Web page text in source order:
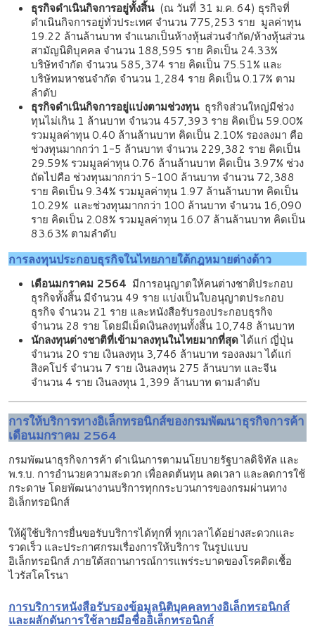
ธุรกิจดำเนินกิจการอยู่ทั้งสิ้น (ณ วันที่ 31 ม.ค. 64) ธุรกิจที่
ดำเนินกิจการอยู่ทั่วประเทศ จำนวน 775,253 ราย มูลค่าทุน
19.22 ล้านล้านบาท จำแนกเป็นห้างหุ้นส่วนจำกัด/ห้างหุ้นส่วน
สามัญนิติบุคคล จำนวน 188,595 ราย คิดเป็น 24.33%
บริษัทจำกัด จำนวน 585,374 ราย คิดเป็น 75.51% และ
บริษัทมหาชนจำกัด จำนวน 1,284 ราย คิดเป็น 0.17% ตาม
ลำดับ
ธุรกิจดำเนินกิจการอยู่แบ่งตามช่วงทุนธุรกิจส่วนใหญ่มีช่วง
ทุนไม่เกิน 1 ล้านบาท จำนวน 457,393 ราย คิดเป็น 59.00%
รวมมูลค่าทุน 0.40 ล้านล้านบาท คิดเป็น 2.10% รองลงมา คือ
ช่วงทุนมากกว่า 1-5 ล้านบาท จำนวน 229,382 ราย คิดเป็น
29.59% รวมมูลค่าทุน 0.76 ล้านล้านบาท คิดเป็น 3.97% ช่วง
ถัดไปคือ ช่วงทุนมากกว่า 5-100 ล้านบาท จำนวน 72,388
ราย คิดเป็น 9.34% รวมมูลค่าทุน 1.97 ล้านล้านบาท คิดเป็น
10.29% และช่วงทุนมากกว่า 100 ล้านบาท จำนวน 16,090
ราย คิดเป็น 2.08% รวมมูลค่าทุน 16.07 ล้านล้านบาท คิดเป็น
83.63% ตามลำดับ
การลงทุนประกอบธุรกิจในไทยภายใต้กฎหมายต่างด้าว
เดือนมกราคม 2564 มีการอนุญาตให้คนต่างชาติประกอบ
ธุรกิจทั้งสิ้น มีจำนวน 49 ราย แบ่งเป็นใบอนุญาตประกอบ
ธุรกิจ จำนวน 21 ราย และหนังสือรับรองประกอบธุรกิจ
จำนวน 28 ราย โดยมีเม็ดเงินลงทุนทั้งสิ้น 10,748 ล้านบาท
นักลงทุนต่างชาติที่เข้ามาลงทุนในไทยมากที่สุดได้แก่ ญี่ปุ่น
จำนวน 20 ราย เงินลงทุน 3,746 ล้านบาท รองลงมา ได้แก่
สิงคโปร์ จำนวน 7 ราย เงินลงทุน 275 ล้านบาท และจีน
จำนวน 4 ราย เงินลงทุน 1,399 ล้านบาท ตามลำดับ
การให้บริการทางอิเล็กทรอนิกส์ของกรมพัฒนาธุรกิจการค้า
เดือนมกราคม 2564
กรมพัฒนาธุรกิจการค้า ดำเนินการตามนโยบายรัฐบาลดิจิทัล และ
พ.ร.บ. การอำนวยความสะดวก เพื่อลดต้นทุน ลดเวลา และลดการใช้
กระดาษ โดยพัฒนางานบริการทุกกระบวนการของกรมผ่านทาง
อิเล็กทรอนิกส์
ให้ผู้ใช้บริการยื่นขอรับบริการได้ทุกที่ ทุกเวลาได้อย่างสะดวกและ
รวดเร็ว และประกาศกรมเรื่องการให้บริการ ในรูปแบบ
อิเล็กทรอนิกส์ ภายใต้สถานการณ์การแพร่ระบาดของโรคติดเชื้อ
ไวรัสโคโรนา
การบริการหนังสือรับรองข้อมูลนิติบุคคลทางอิเล็กทรอนิกส์
และผลักดันการใช้ลายมือชื่ออิเล็กทรอนิกส์